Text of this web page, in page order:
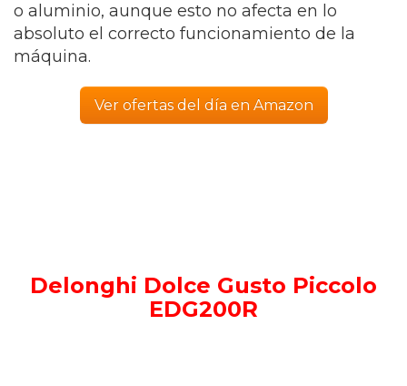
o aluminio, aunque esto no afecta en lo
absoluto el correcto funcionamiento de la
máquina.
Ver ofertas del día en Amazon
Delonghi Dolce Gusto Piccolo
EDG200R